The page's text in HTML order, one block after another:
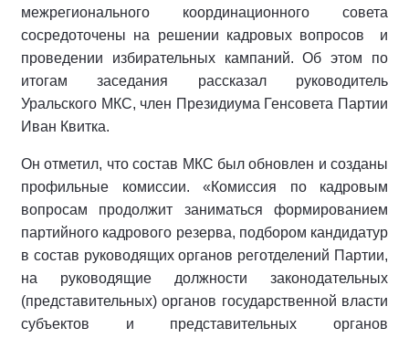
межрегионального координационного совета
сосредоточены на решении кадровых вопросов и
проведении избирательных кампаний. Об этом по
итогам заседания рассказал руководитель
Уральского МКС, член Президиума Генсовета Партии
Иван Квитка.
Он отметил, что состав МКС был обновлен и созданы
профильные комиссии. «Комиссия по кадровым
вопросам продолжит заниматься формированием
партийного кадрового резерва, подбором кандидатур
в состав руководящих органов реготделений Партии,
на руководящие должности законодательных
(представительных) органов государственной власти
субъектов и представительных органов